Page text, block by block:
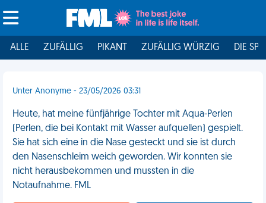
ALLE ZUFÄLLIG PIKANT ZUFÄLLIG WÜRZIG DIE
Unter Anonyme - 23/05/2026 03:31
Heute, hat meine fünfjährige Tochter mit Aqua-Perlen
(Perlen, die bei Kontakt mit Wasser aufquellen) gespielt.
Sie hat sich eine in die Nase gesteckt und sie ist durch
den Nasenschleim weich geworden. Wir konnten sie
nicht herausbekommen und mussten in die
Notaufnahme. FML